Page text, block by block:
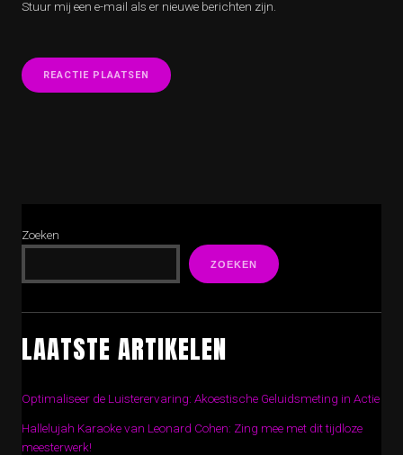
Stuur mij een e-mail als er nieuwe berichten zijn.
Zoeken
ZOEKEN
LAATSTE ARTIKELEN
Optimaliseer de Luisterervaring: Akoestische Geluidsmeting in Actie
Hallelujah Karaoke van Leonard Cohen: Zing mee met dit tijdloze
meesterwerk!